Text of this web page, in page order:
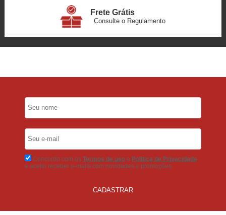
Frete Grátis
Consulte o Regulamento
Concordo com os Termos de usoe Politica de Privacidade
e aceito receber e-mails com novidades e promoções.
CADASTRAR